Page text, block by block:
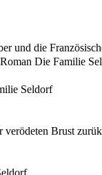
und die
Die Familie
Seldorf
Brust